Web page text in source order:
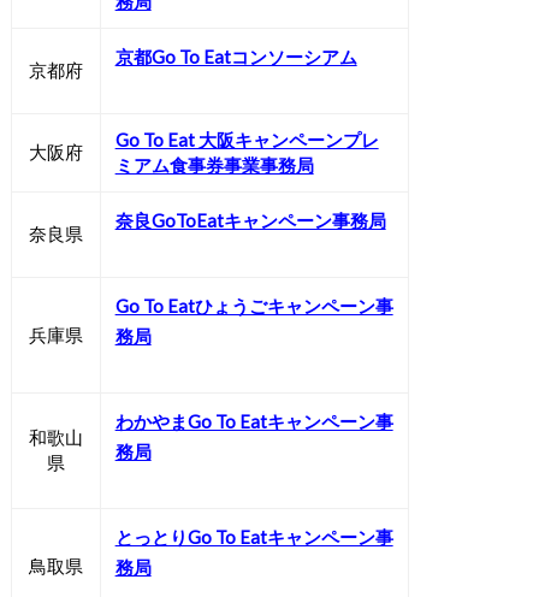
京都府
京都Go To Eatコンソーシアム
大阪府
Go To Eat 大阪キャンペーンプレ
ミアム食事券事業事務局
奈良県
奈良GoToEatキャンペーン事務局
兵庫県
Go To Eatひょうごキャンペーン事
務局
和歌山
県
わかやまGo To Eatキャンペーン事
務局
鳥取県
とっとりGo To Eatキャンペーン事
務局